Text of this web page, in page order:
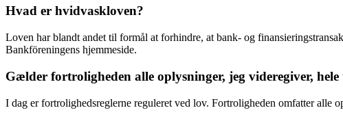
Hvad er hvidvaskloven?
Loven har blandt andet til formål at forhindre, at bank- og
Bankföreningens hjemmeside.
Gælder fortroligheden alle oplysninger, jeg videregiver, hele
I dag er fortrolighedsreglerne reguleret ved lov. Fortroligheden omfatter alle